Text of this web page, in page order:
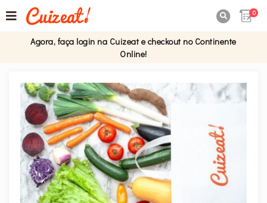
0
Agora, faça login na Cuizeat e checkout no Continente
Online!